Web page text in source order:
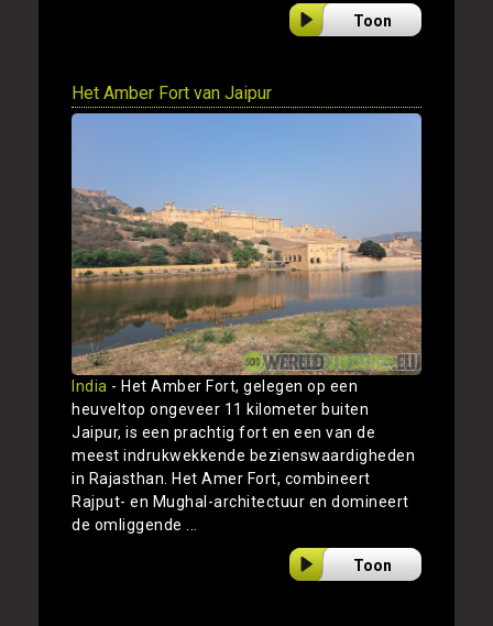
Toon
Het Amber Fort van Jaipur
India - Het Amber Fort, gelegen op een
heuveltop ongeveer 11 kilometer buiten
Jaipur, is een prachtig fort en een van de
meest indrukwekkende bezienswaardigheden
in Rajasthan. Het Amer Fort, combineert
Rajput- en Mughal-architectuur en domineert
de omliggende ...
Toon